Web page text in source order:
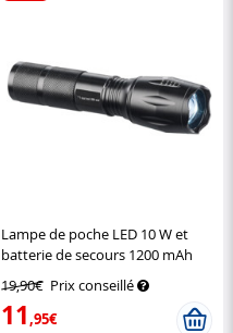
Lampe de poche LED 10 W et
batterie de secours 1200 mAh
19,90€ Prix conseillé
11,95€